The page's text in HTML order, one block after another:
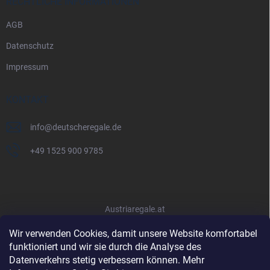
Wir verwenden Cookies, damit unsere Website komfortabel
funktioniert und wir sie durch die Analyse des
Datenverkehrs stetig verbessern können. Mehr
AGB
Datenschutz
Impressum
KONTAKT
info@deutscheregale.de
+49 1525 900 9785
Austriaregale.at